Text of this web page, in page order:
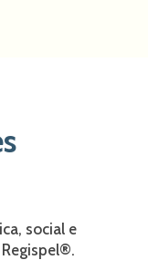
social e